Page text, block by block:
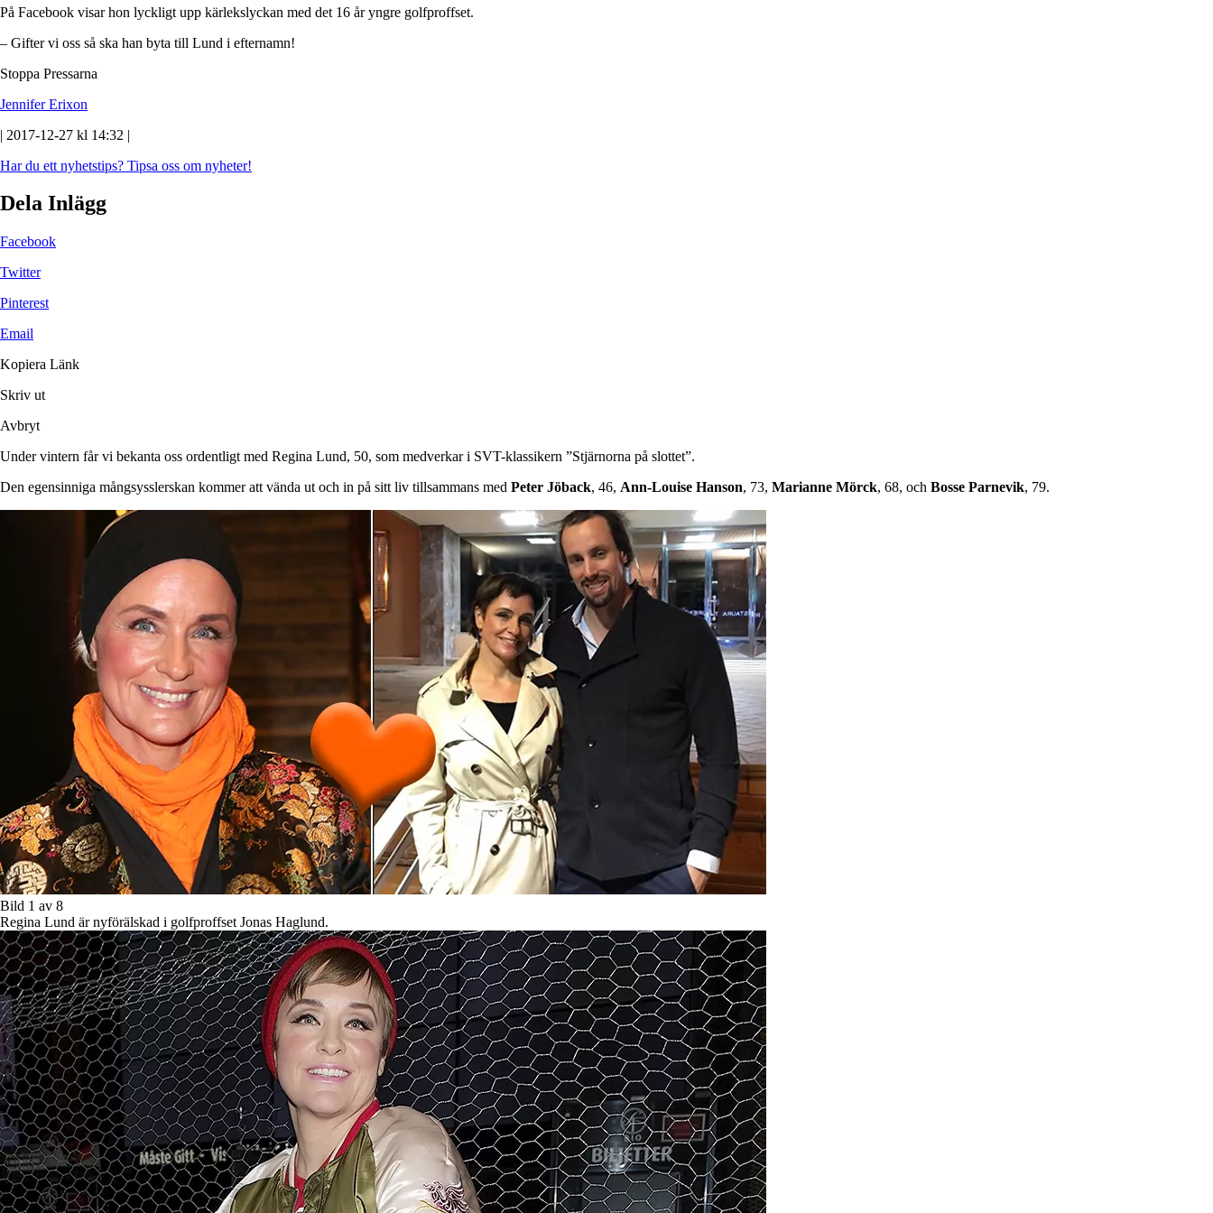
På Facebook visar hon lyckligt upp kärlekslyckan med det 16 år yngre golfproffset.
– Gifter vi oss så ska han byta till Lund i efternamn!
Stoppa Pressarna
Jennifer Erixon
| 2017-12-27 kl 14:32 |
Har du ett nyhetstips? Tipsa oss om nyheter!
Dela Inlägg
Facebook
Twitter
Pinterest
Email
Kopiera Länk
Skriv ut
Avbryt
Under vintern får vi bekanta oss ordentligt med Regina Lund, 50, som medverkar i SVT-klassikern ”Stjärnorna på slottet”.
Den egensinniga mångsysslerskan kommer att vända ut och in på sitt liv tillsammans med Peter Jöback, 46, Ann-Louise Hanson, 73, Marianne Mörck, 68, och Bosse Parnevik, 79.
Bild 1 av 8
Regina Lund är nyförälskad i golfproffset Jonas Haglund.